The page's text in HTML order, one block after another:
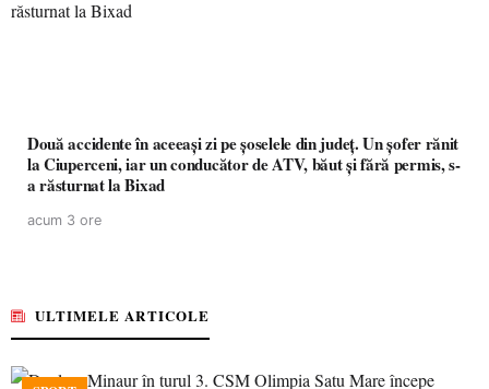
Două accidente în aceeași zi pe șoselele din județ. Un șofer rănit
la Ciuperceni, iar un conducător de ATV, băut și fără permis, s-
a răsturnat la Bixad
acum 3 ore
ULTIMELE ARTICOLE